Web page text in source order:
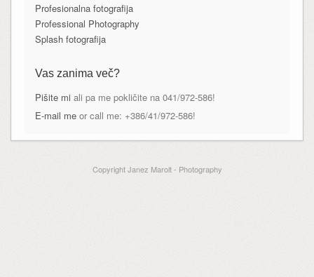
Profesionalna fotografija
Professional Photography
Splash fotografija
Vas zanima več?
Pišite mi ali pa me pokličite na 041/972-586!
E-mail meor call me: +386/41/972-586!
Copyright Janez Marolt - Photography